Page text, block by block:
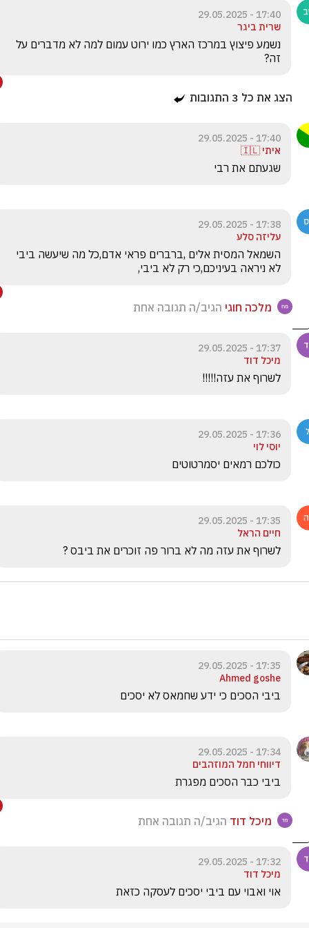
17:40 - 29.05.2025
שרית ביגר
זה?
הצג את כל 3 התגובות
17:40 - 29.05.2025
איתי 🇮🇱
שגעתם את רבי
17:38 - 29.05.2025
עליזה סלע
לא ניראה בעיניכם,כי רק לא ביבי,
מלכה חוגי הגיב/ה תגובה אחת
17:37 - 29.05.2025
מיכל דוד
לשרוף את עזה!!!!!
17:36 - 29.05.2025
יוסי לוי
כולכם רמאים יסמרטוטים
17:35 - 29.05.2025
חיים הראל
לשרוף את עזה מה לא ברור פה זוכרים את ביבס ?
17:35 - 29.05.2025
Ahmed goshe
ביבי הסכים כי ידע שחמאס לא יסכים
17:34 - 29.05.2025
דיווחי חמל המוזהבים
ביבי כבר הסכים מפגרת
מיכל דוד הגיב/ה תגובה אחת
17:32 - 29.05.2025
מיכל דוד
אוי ואבוי עם ביבי יסכים לעסקה כזאת